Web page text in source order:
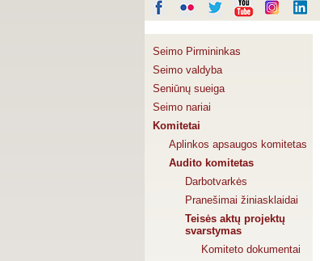
Seimo Pirmininkas
Seimo valdyba
Seniūnų sueiga
Seimo nariai
Komitetai
Aplinkos apsaugos komitetas
Audito komitetas
Darbotvarkės
Pranešimai žiniasklaidai
Teisės aktų projektų
svarstymas
Komiteto dokumentai